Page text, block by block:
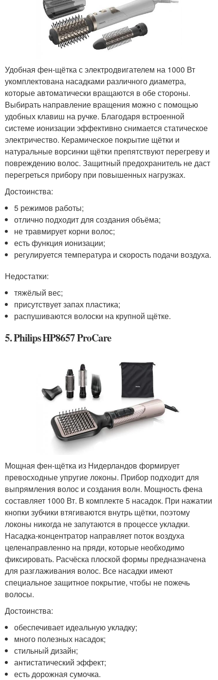
Удобная фен-щётка с электродвигателем на 1000 Вт
укомплектована насадками различного диаметра,
которые автоматически вращаются в обе стороны.
Выбирать направление вращения можно с помощью
удобных клавиш на ручке. Благодаря встроенной
системе ионизации эффективно снимается статическое
электричество. Керамическое покрытие щётки и
натуральные ворсинки щётки препятствуют перегреву и
повреждению волос. Защитный предохранитель не даст
перегреться прибору при повышенных нагрузках.
Достоинства:
5 режимов работы;
отлично подходит для создания объёма;
не травмирует корни волос;
есть функция ионизации;
регулируется температура и скорость подачи воздуха.
Недостатки:
тяжёлый вес;
присутствует запах пластика;
распушиваются волоски на крупной щётке.
5. Philips HP8657 ProCare
Мощная фен-щётка из Нидерландов формирует
превосходные упругие локоны. Прибор подходит для
выпрямления волос и создания волн. Мощность фена
составляет 1000 Вт. В комплекте 5 насадок. При нажатии
кнопки зубчики втягиваются внутрь щётки, поэтому
локоны никогда не запутаются в процессе укладки.
Насадка-концентратор направляет поток воздуха
целенаправленно на пряди, которые необходимо
фиксировать. Расчёска плоской формы предназначена
для разглаживания волос. Все насадки имеют
специальное защитное покрытие, чтобы не пожечь
волосы.
Достоинства:
обеспечивает идеальную укладку;
много полезных насадок;
стильный дизайн;
антистатический эффект;
есть дорожная сумочка.